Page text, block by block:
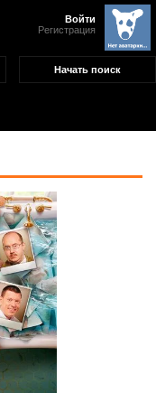
Войти
Регистрация